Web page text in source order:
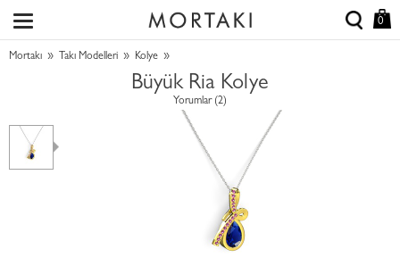
0
Mortakı » Takı Modelleri » Kolye »
Büyük Ria Kolye
Yorumlar (2)